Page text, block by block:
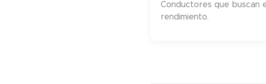
Conductores que buscan
rendimiento.